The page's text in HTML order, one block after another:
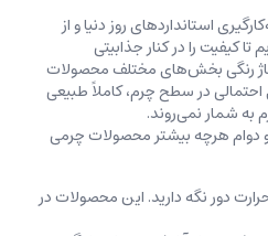
استانداردهای روز دنیا و از
کیفیت را در کنار جذابیتی
تناژ رنگی بخش‌های مختلف محصولات
در سطح چرم، کاملاً طبیعی
به شمار نمی‌روند.
دوام هرچه بیشتر محصولات چرمی
دور نگه دارید. این محصولات در